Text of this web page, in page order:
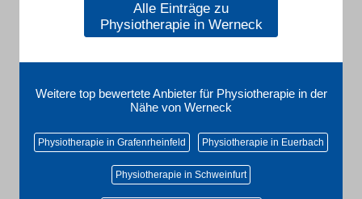
Alle Einträge zu
Physiotherapie in Werneck
Weitere top bewertete Anbieter für Physiotherapie in der
Nähe von Werneck
Physiotherapie in Grafenrheinfeld Physiotherapie in Euerbach
Physiotherapie in Schweinfurt